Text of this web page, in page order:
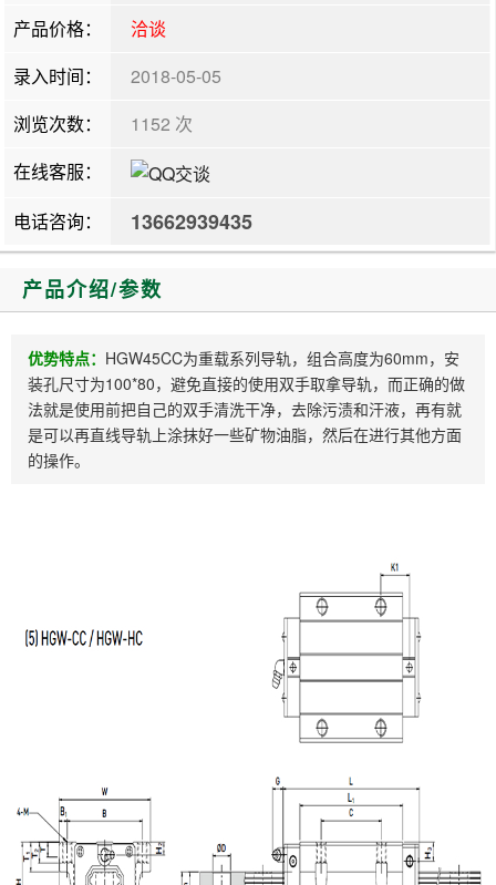
产品价格：
洽谈
录入时间：
2018-05-05
浏览次数：
1152 次
在线客服：
电话咨询：
13662939435
产品介绍/参数
优势特点： HGW45CC为重载系列导轨，组合高度为60mm，安
装孔尺寸为100*80，避免直接的使用双手取拿导轨，而正确的做
法就是使用前把自己的双手清洗干净，去除污渍和汗液，再有就
是可以再直线导轨上涂抹好一些矿物油脂，然后在进行其他方面
的操作。